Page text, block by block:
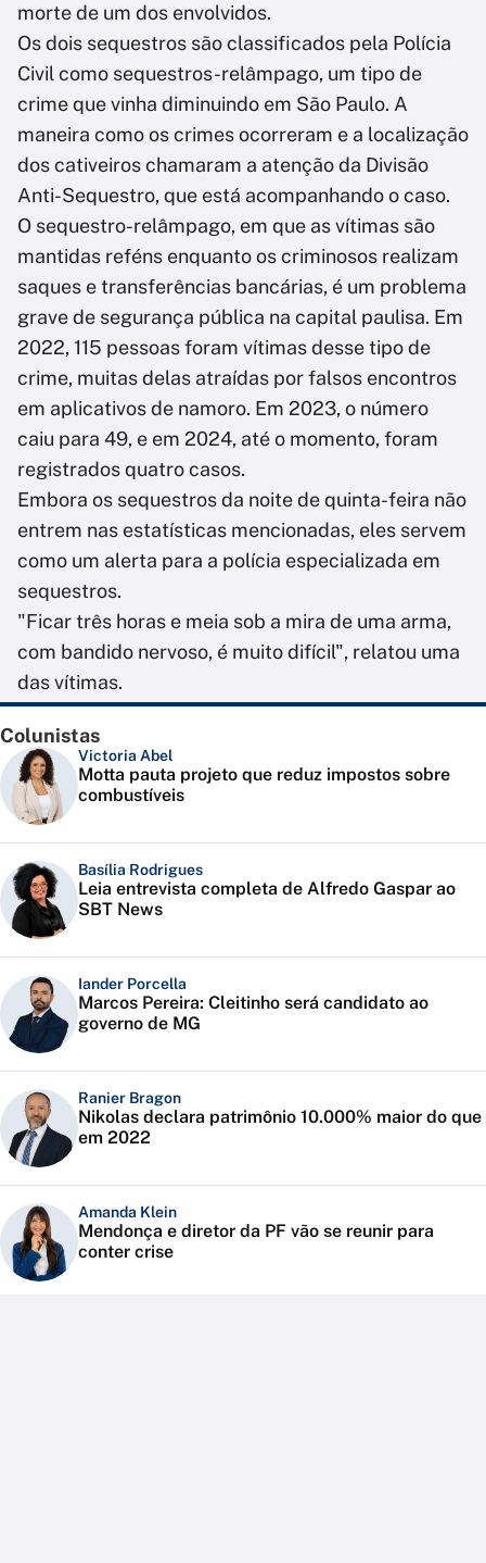
morte de um dos envolvidos.
Os dois sequestros são classificados pela Polícia
Civil como sequestros-relâmpago, um tipo de
crime que vinha diminuindo em São Paulo. A
maneira como os crimes ocorreram e a localização
dos cativeiros chamaram a atenção da Divisão
Anti-Sequestro, que está acompanhando o caso.
O sequestro-relâmpago, em que as vítimas são
mantidas reféns enquanto os criminosos realizam
saques e transferências bancárias, é um problema
grave de segurança pública na capital paulisa. Em
2022, 115 pessoas foram vítimas desse tipo de
crime, muitas delas atraídas por falsos encontros
em aplicativos de namoro. Em 2023, o número
caiu para 49, e em 2024, até o momento, foram
registrados quatro casos.
Embora os sequestros da noite de quinta-feira não
entrem nas estatísticas mencionadas, eles servem
como um alerta para a polícia especializada em
sequestros.
"Ficar três horas e meia sob a mira de uma arma,
com bandido nervoso, é muito difícil", relatou uma
das vítimas.
Colunistas
Victoria Abel
Motta pauta projeto que reduz impostos sobre
combustíveis
Basília Rodrigues
Leia entrevista completa de Alfredo Gaspar ao
SBT News
Iander Porcella
Marcos Pereira: Cleitinho será candidato ao
governo de MG
Ranier Bragon
Nikolas declara patrimônio 10.000% maior do que
em 2022
Amanda Klein
Mendonça e diretor da PF vão se reunir para
conter crise